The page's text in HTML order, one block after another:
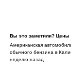
Вы это заметили? Цены
Американская
обычного бензина в
неделю назад